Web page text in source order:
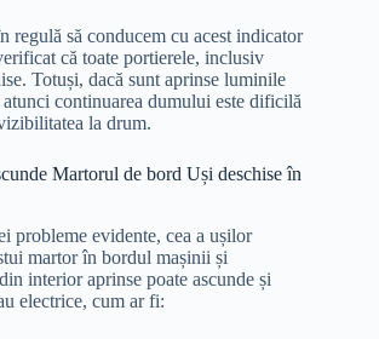
regulă să conducem cu acest indicator
că toate portierele, inclusiv
Totuși, dacă sunt aprinse luminile
continuarea dumului este dificilă
la drum.
Martorul de bord Uși deschise în
probleme evidente, cea a ușilor
martor în bordul mașinii și
interior aprinse poate ascunde și
electrice, cum ar fi: